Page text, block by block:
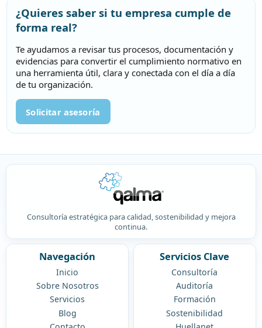
¿Quieres saber si tu empresa cumple de
forma real?
Te ayudamos a revisar tus procesos, documentación y
evidencias para convertir el cumplimiento normativo en
una herramienta útil, clara y conectada con el día a día
de tu organización.
Solicitar asesoría
Consultoría estratégica para calidad, sostenibilidad y mejora
continua.
Navegación
Inicio
Sobre Nosotros
Servicios
Blog
Servicios Clave
Consultoría
Auditoría
Formación
Sostenibilidad